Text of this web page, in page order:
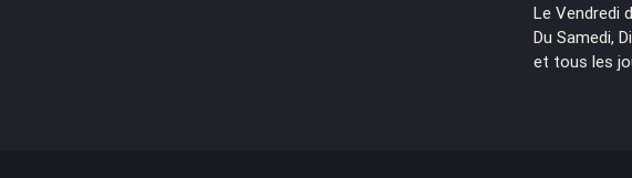
Le Vendredi
Du Samedi,
et tous les